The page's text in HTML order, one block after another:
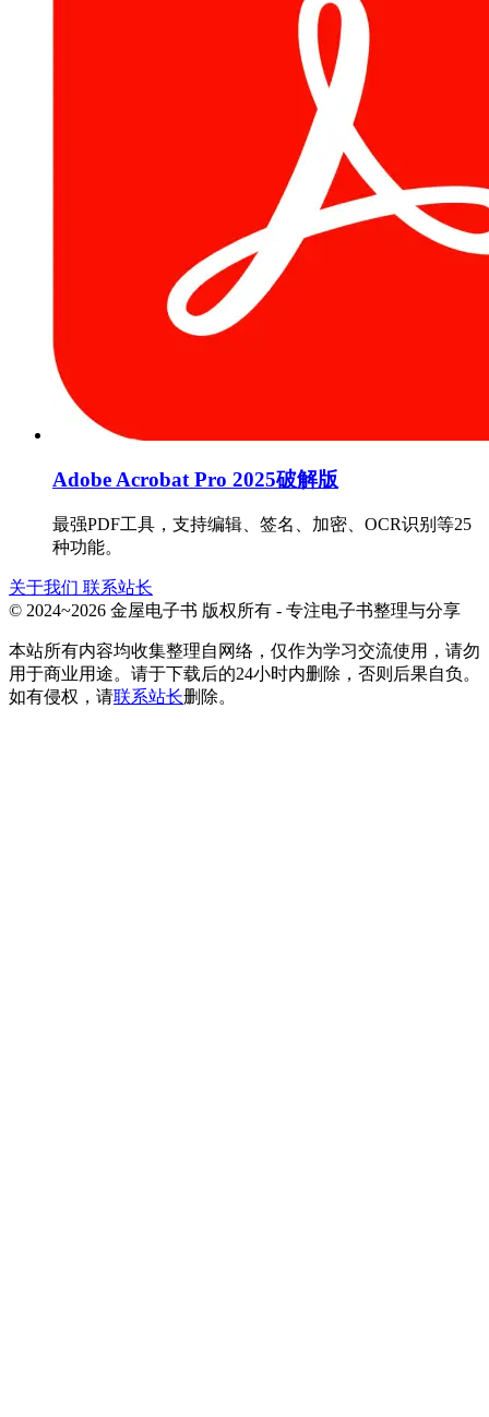
Adobe Acrobat Pro 2025破解版
最强PDF工具，支持编辑、签名、加密、OCR识别等25
种功能。
关于我们 联系站长
© 2024~2026 金屋电子书 版权所有 - 专注电子书整理与分享
本站所有内容均收集整理自网络，仅作为学习交流使用，请勿
用于商业用途。请于下载后的24小时内删除，否则后果自负。
如有侵权，请联系站长删除。